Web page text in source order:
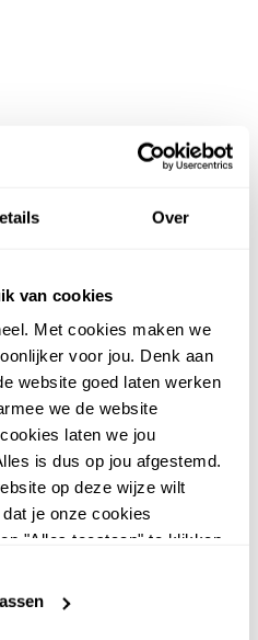
Over
van cookies
Met cookies maken we
voor jou. Denk aan
website goed laten werken
we de website
laten we jou
is dus op jou afgestemd.
op deze wijze wilt
je onze cookies
"Alles toestaan" te klikken.